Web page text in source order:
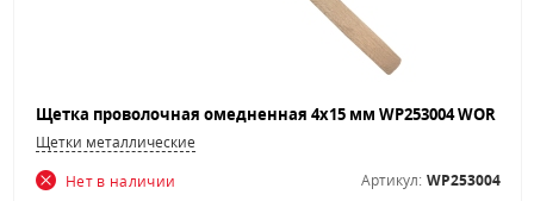
Щетки металлические
Нет в наличии
Артикул: WP253004